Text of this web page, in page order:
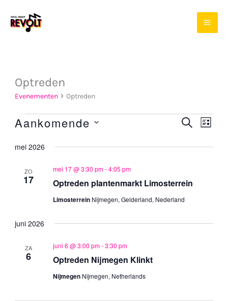
naar
Optreden
Evenementen Optreden
Evenementen
navigatie
ZOEKEN
LIJST
Aankomende
datum.
mei 2026
ZO
17 Optreden plantenmarkt Limosterrein
mei 17 @ 3:30 pm-4:05 pm
Limosterrein Nijmegen, Gelderland, Nederland
juni 2026
ZA
6 Optreden Nijmegen Klinkt
juni 6 @ 3:00 pm-3:30 pm
Nijmegen Nijmegen, Netherlands